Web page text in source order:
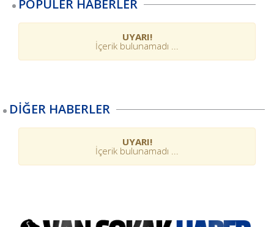
POPÜLER HABERLER
UYARI!
İçerik bulunamadı ...
DİĞER HABERLER
UYARI!
İçerik bulunamadı ...